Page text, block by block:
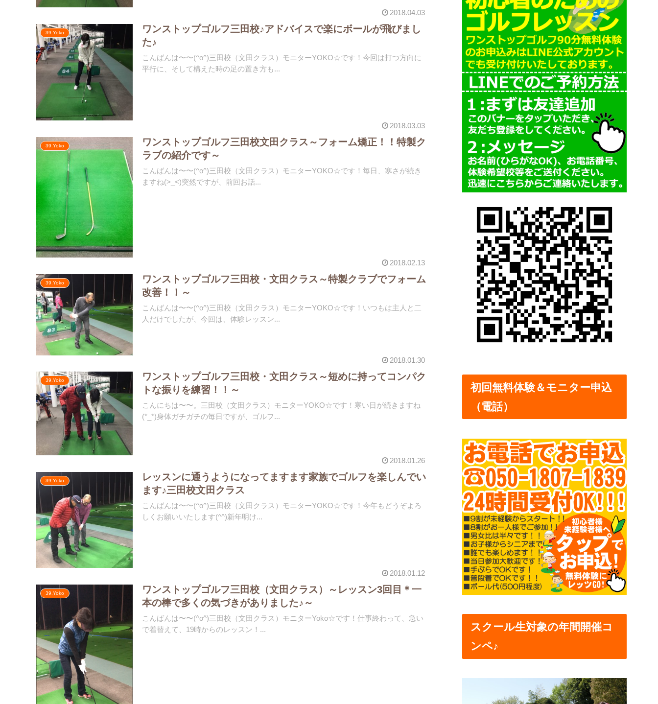
2018.04.03
39.Yoko
ワンストップゴルフ三田校♪アドバイスで楽にボールが飛びまし
た♪
こんばんは〜〜(^o^)三田校（文田クラス）モニターYOKO☆です！今回は打つ方向に
平行に、そして構えた時の足の置き方も...
2018.03.03
39.Yoko
ワンストップゴルフ三田校文田クラス～フォーム矯正！！特製ク
ラブの紹介です～
こんばんは〜〜(^o^)三田校（文田クラス）モニターYOKO☆です！毎日、寒さが続き
ますね(>_<)突然ですが、前回お話...
2018.02.13
39.Yoko
ワンストップゴルフ三田校・文田クラス～特製クラブでフォーム
改善！！～
こんばんは〜〜(^o^)三田校（文田クラス）モニターYOKO☆です！いつもは主人と二
人だけでしたが、今回は、体験レッスン...
2018.01.30
39.Yoko
ワンストップゴルフ三田校・文田クラス～短めに持ってコンパク
トな振りを練習！！～
こんにちは〜〜。三田校（文田クラス）モニターYOKO☆です！寒い日が続きますね
(*_*)身体ガチガチの毎日ですが、ゴルフ...
2018.01.26
39.Yoko
レッスンに通うようになってますます家族でゴルフを楽しんでい
ます♪三田校文田クラス
こんばんは〜〜(^o^)三田校（文田クラス）モニターYOKO☆です！今年もどうぞよろ
しくお願いいたします(^^)新年明け...
2018.01.12
39.Yoko
ワンストップゴルフ三田校（文田クラス）～レッスン3回目＊一
本の棒で多くの気づきがありました♪～
こんばんは〜〜(^o^)三田校（文田クラス）モニターYoko☆です！仕事終わって、急い
で着替えて、19時からのレッスン！...
初回無料体験＆モニター申込
（電話）
スクール生対象の年間開催コ
ンペ♪